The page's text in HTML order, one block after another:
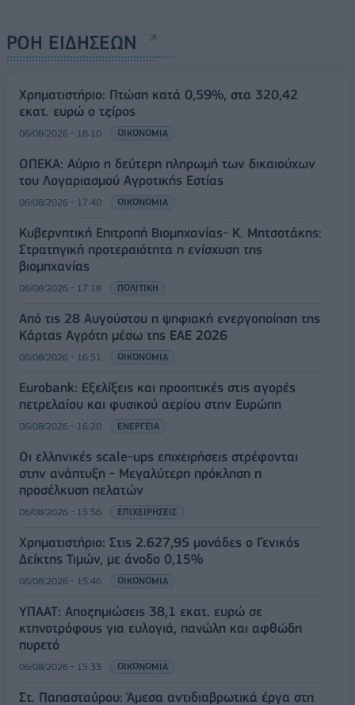
ΡΟΗ ΕΙΔΗΣΕΩΝ
Χρηματιστήριο: Πτώση κατά 0,59%, στα 320,42
εκατ. ευρώ ο τζίρος
06/08/2026 - 18:10 ΟΙΚΟΝΟΜΙΑ
ΟΠΕΚΑ: Αύριο η δεύτερη πληρωμή των δικαιούχων
του Λογαριασμού Αγροτικής Εστίας
06/08/2026 - 17:40 ΟΙΚΟΝΟΜΙΑ
Κυβερνητική Επιτροπή Βιομηχανίας- Κ. Μητσοτάκης:
Στρατηγική προτεραιότητα η ενίσχυση της
βιομηχανίας
06/08/2026 - 17:18 ΠΟΛΙΤΙΚΗ
Από τις 28 Αυγούστου η ψηφιακή ενεργοποίηση της
Κάρτας Αγρότη μέσω της ΕΑΕ 2026
06/08/2026 - 16:51 ΟΙΚΟΝΟΜΙΑ
Eurobank: Εξελίξεις και προοπτικές στις αγορές
πετρελαίου και φυσικού αερίου στην Ευρώπη
06/08/2026 - 16:20 ΕΝΕΡΓΕΙΑ
Οι ελληνικές scale-ups επιχειρήσεις στρέφονται
στην ανάπτυξη - Μεγαλύτερη πρόκληση η
προσέλκυση πελατών
06/08/2026 - 15:56 ΕΠΙΧΕΙΡΗΣΕΙΣ
Χρηματιστήριο: Στις 2.627,95 μονάδες ο Γενικός
Δείκτης Τιμών, με άνοδο 0,15%
06/08/2026 - 15:46 ΟΙΚΟΝΟΜΙΑ
ΥΠΑΑΤ: Αποζημιώσεις 38,1 εκατ. ευρώ σε
κτηνοτρόφους για ευλογιά, πανώλη και αφθώδη
πυρετό
06/08/2026 - 15:33 ΟΙΚΟΝΟΜΙΑ
Στ. Παπασταύρου: Άμεσα αντιδιαβρωτικά έργα στη